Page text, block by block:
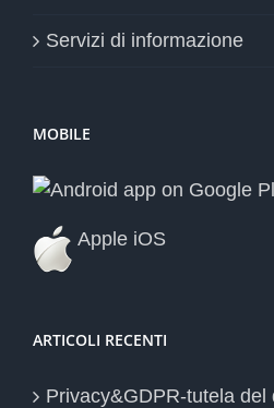
Servizi di informazione
MOBILE
Apple iOS
ARTICOLI RECENTI
Privacy&GDPR-tutela del